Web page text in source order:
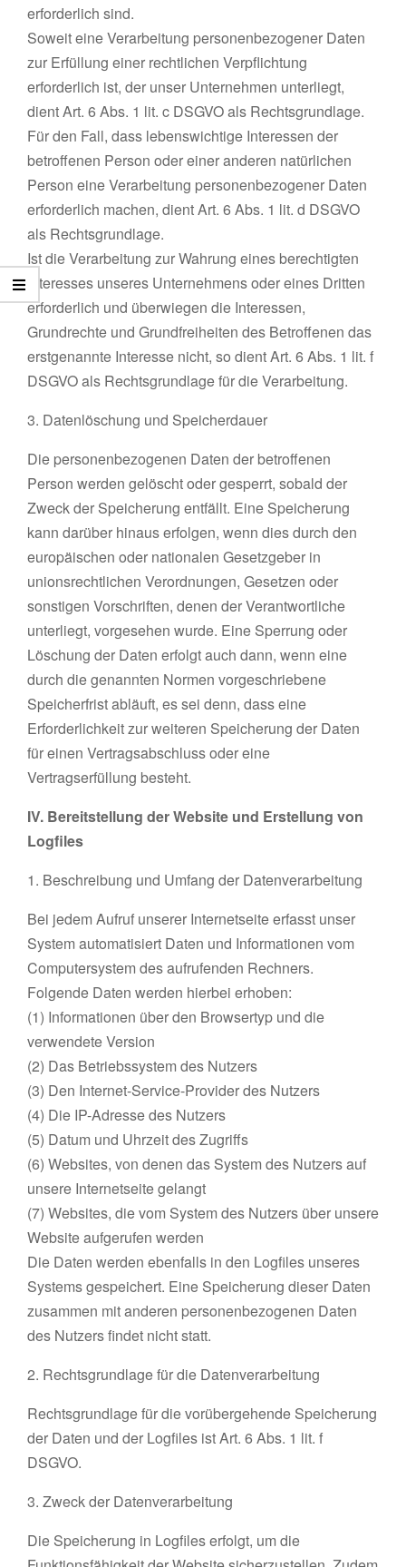
erforderlich sind.
Soweit eine Verarbeitung personenbezogener Daten
zur Erfüllung einer rechtlichen Verpflichtung
erforderlich ist, der unser Unternehmen unterliegt,
dient Art. 6 Abs. 1 lit. c DSGVO als Rechtsgrundlage.
Für den Fall, dass lebenswichtige Interessen der
betroffenen Person oder einer anderen natürlichen
Person eine Verarbeitung personenbezogener Daten
erforderlich machen, dient Art. 6 Abs. 1 lit. d DSGVO
als Rechtsgrundlage.
Ist die Verarbeitung zur Wahrung eines berechtigten
Interesses unseres Unternehmens oder eines Dritten
erforderlich und überwiegen die Interessen,
Grundrechte und Grundfreiheiten des Betroffenen das
erstgenannte Interesse nicht, so dient Art. 6 Abs. 1 lit. f
DSGVO als Rechtsgrundlage für die Verarbeitung.
3. Datenlöschung und Speicherdauer
Die personenbezogenen Daten der betroffenen
Person werden gelöscht oder gesperrt, sobald der
Zweck der Speicherung entfällt. Eine Speicherung
kann darüber hinaus erfolgen, wenn dies durch den
europäischen oder nationalen Gesetzgeber in
unionsrechtlichen Verordnungen, Gesetzen oder
sonstigen Vorschriften, denen der Verantwortliche
unterliegt, vorgesehen wurde. Eine Sperrung oder
Löschung der Daten erfolgt auch dann, wenn eine
durch die genannten Normen vorgeschriebene
Speicherfrist abläuft, es sei denn, dass eine
Erforderlichkeit zur weiteren Speicherung der Daten
für einen Vertragsabschluss oder eine
Vertragserfüllung besteht.
IV. Bereitstellung der Website und Erstellung von
Logfiles
1. Beschreibung und Umfang der Datenverarbeitung
Bei jedem Aufruf unserer Internetseite erfasst unser
System automatisiert Daten und Informationen vom
Computersystem des aufrufenden Rechners.
Folgende Daten werden hierbei erhoben:
(1) Informationen über den Browsertyp und die
verwendete Version
(2) Das Betriebssystem des Nutzers
(3) Den Internet-Service-Provider des Nutzers
(4) Die IP-Adresse des Nutzers
(5) Datum und Uhrzeit des Zugriffs
(6) Websites, von denen das System des Nutzers auf
unsere Internetseite gelangt
(7) Websites, die vom System des Nutzers über unsere
Website aufgerufen werden
Die Daten werden ebenfalls in den Logfiles unseres
Systems gespeichert. Eine Speicherung dieser Daten
zusammen mit anderen personenbezogenen Daten
des Nutzers findet nicht statt.
2. Rechtsgrundlage für die Datenverarbeitung
Rechtsgrundlage für die vorübergehende Speicherung
der Daten und der Logfiles ist Art. 6 Abs. 1 lit. f
DSGVO.
3. Zweck der Datenverarbeitung
Die Speicherung in Logfiles erfolgt, um die